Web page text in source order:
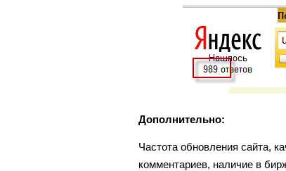
Дополнительно:
Частота обновления сайта,
комментариев, наличие в